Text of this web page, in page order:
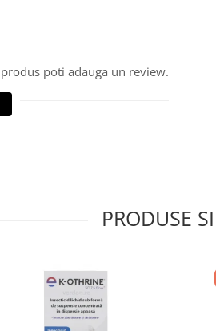
poti adauga un review.
PRODUSE